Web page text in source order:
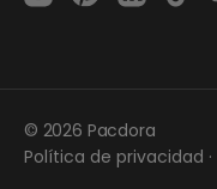
© 2026 Pacdora
Política de privacidad ·